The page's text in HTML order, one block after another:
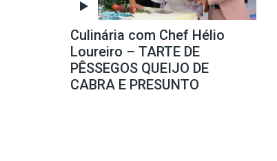
Culinária com Chef Hélio
Loureiro – TARTE DE
PÊSSEGOS QUEIJO DE
CABRA E PRESUNTO